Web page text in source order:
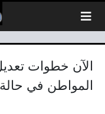
الآن خطوات
المواطن في